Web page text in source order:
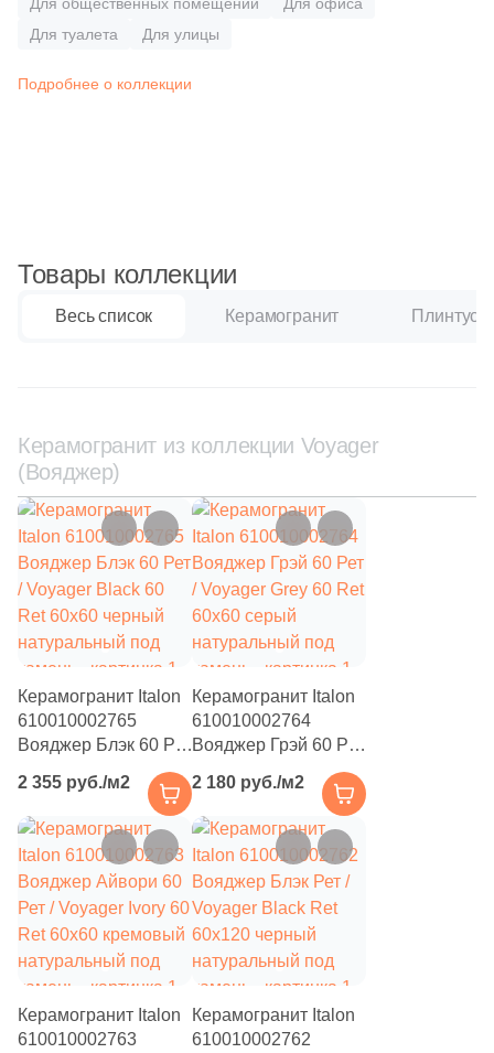
Серая
Черная
Дерево
Мрамор
Камень
Бетон
Размер, см
20x20
20x40
40x80
30x60
60x60
Для туалета
Для улицы
Подробнее о коллекции
Товары коллекции
Весь список Керамогранит Плинтус
Керамогранит из коллекции Voyager
(Вояджер)
Керамогранит Italon
610010002765
Вояджер Блэк 60 Рет
/ Voyager Black 60
Ret 60x60 черный
натуральный под
камень
2 355 руб./м2
Керамогранит Italon
610010002764
Вояджер Грэй 60 Рет
/ Voyager Grey 60 Ret
60x60 серый
натуральный под
камень
2 180 руб./м2
Керамогранит Italon
610010002763
Керамогранит Italon
610010002762